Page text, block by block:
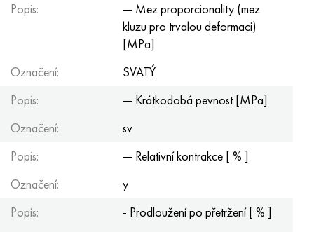
Popis:
— Mez proporcionality (mez
kluzu pro trvalou deformaci)
[MPa]
Označení:
SVATÝ
Popis:
— Krátkodobá pevnost [MPa]
Označení:
sv
Popis:
— Relativní kontrakce [ % ]
Označení:
y
Popis:
- Prodloužení po přetržení [ % ]